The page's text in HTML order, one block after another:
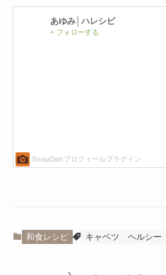
和食レシピ キャベツ ヘルシー